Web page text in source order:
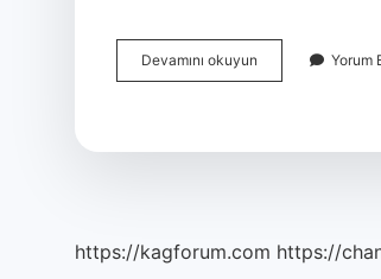
Devamını okuyun
Insanlar
Yorum
https://kagforum.com https://